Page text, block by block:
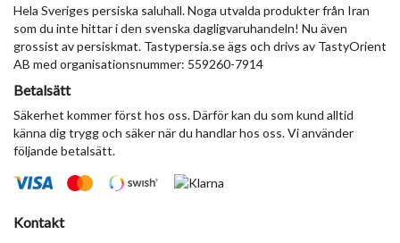
Hela Sveriges persiska saluhall. Noga utvalda produkter från Iran
som du inte hittar i den svenska dagligvaruhandeln! Nu även
grossist av persiskmat. Tastypersia.se ägs och drivs av TastyOrient
AB med organisationsnummer: 559260-7914
Betalsätt
Säkerhet kommer först hos oss. Därför kan du som kund alltid
känna dig trygg och säker när du handlar hos oss. Vi använder
följande betalsätt.
Kontakt